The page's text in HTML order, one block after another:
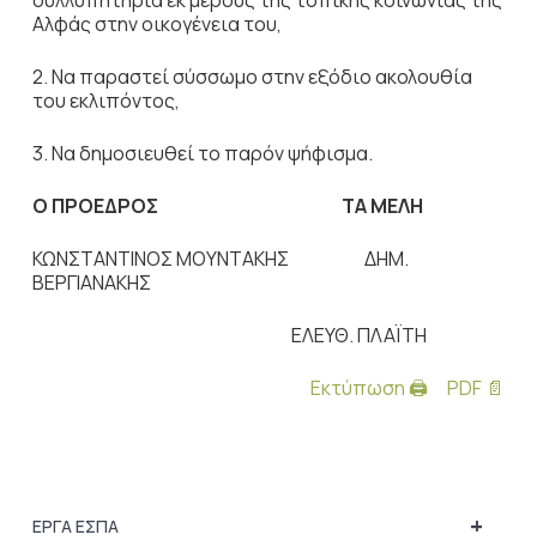
Αλφάς στην οικογένεια του,
2. Να παραστεί σύσσωμο στην εξόδιο ακολουθία
του εκλιπόντος,
3. Να δημοσιευθεί το παρόν ψήφισμα.
Ο ΠΡΟΕΔΡΟΣ ΤΑ ΜΕΛΗ
ΚΩΝΣΤΑΝΤΙΝΟΣ ΜΟΥΝΤΑΚΗΣ ΔΗΜ.
ΒΕΡΓΙΑΝΑΚΗΣ
ΕΛΕΥΘ. ΠΛΑΪΤΗ
Εκτύπωση 🖨
PDF 📄
+
ΕΡΓΑ ΕΣΠΑ